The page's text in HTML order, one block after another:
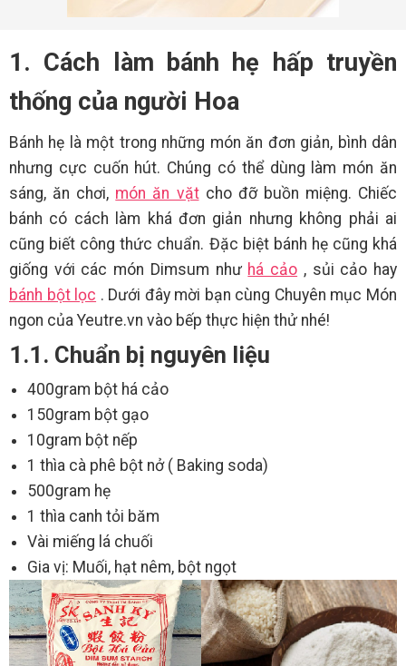
1. Cách làm bánh hẹ hấp truyền
thống của người Hoa
Bánh hẹ là một trong những món ăn đơn giản, bình dân
nhưng cực cuốn hút. Chúng có thể dùng làm món ăn
sáng, ăn chơi, món ăn vặtcho đỡ buồn miệng. Chiếc
bánh có cách làm khá đơn giản nhưng không phải ai
cũng biết công thức chuẩn. Đặc biệt bánh hẹ cũng khá
giống với các món Dimsum như há cảo , sủi cảo hay
bánh bột lọc . Dưới đây mời bạn cùng Chuyên mục Món
ngon của Yeutre.vn vào bếp thực hiện thử nhé!
1.1. Chuẩn bị nguyên liệu
400gram bột há cảo
150gram bột gạo
10gram bột nếp
1 thìa cà phê bột nở ( Baking soda)
500gram hẹ
1 thìa canh tỏi băm
Vài miếng lá chuối
Gia vị: Muối, hạt nêm, bột ngọt